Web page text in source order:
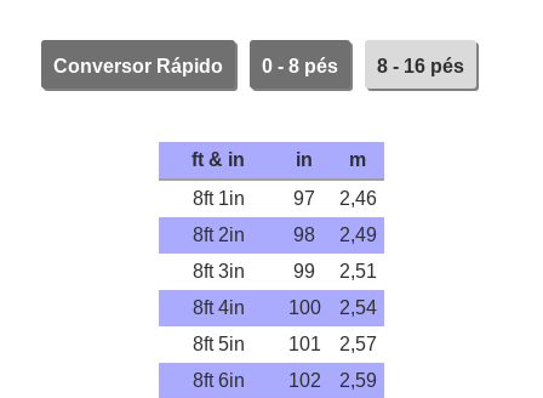
Conversor Rápido 0 - 8 pés 8 - 16 pés
ft & in in
m
8ft 1in
97
2,46
8ft 2in
98
2,49
8ft 3in
99
2,51
8ft 4in
100
2,54
8ft 5in
101
2,57
8ft 6in
102
2,59